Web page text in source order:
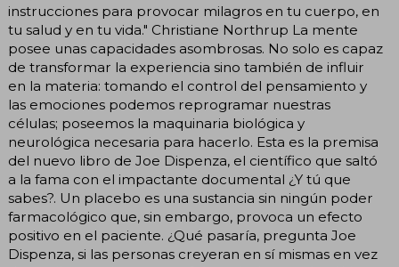
instrucciones para provocar milagros en tu cuerpo, en
tu salud y en tu vida." Christiane Northrup La mente
posee unas capacidades asombrosas. No solo es capaz
de transformar la experiencia sino también de influir
en la materia: tomando el control del pensamiento y
las emociones podemos reprogramar nuestras
células; poseemos la maquinaria biológica y
neurológica necesaria para hacerlo. Esta es la premisa
del nuevo libro de Joe Dispenza, el científico que saltó
a la fama con el impactante documental ¿Y tú que
sabes?. Un placebo es una sustancia sin ningún poder
farmacológico que, sin embargo, provoca un efecto
positivo en el paciente. ¿Qué pasaría, pregunta Joe
Dispenza, si las personas creyeran en sí mismas en vez